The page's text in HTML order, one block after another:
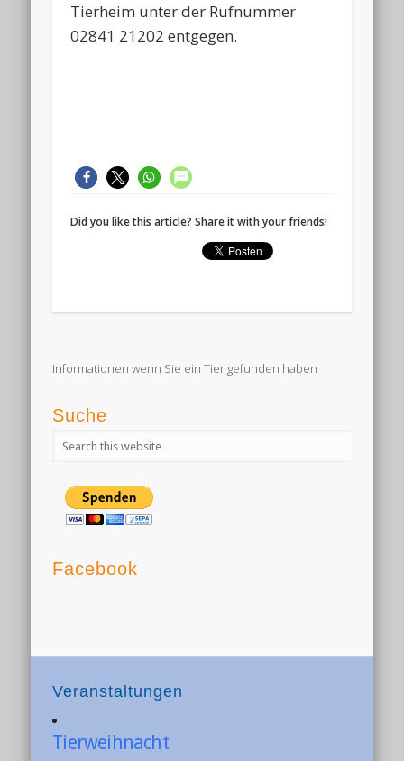
Tierheim unter der Rufnummer
02841 21202 entgegen.
Did you like this article? Share it with your friends!
Informationen wenn Sie ein Tier gefunden haben
Suche
Facebook
Veranstaltungen
Tierweihnacht